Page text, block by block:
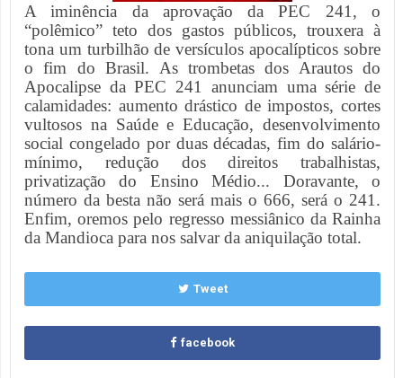
A iminência da aprovação da PEC 241, o
“polêmico” teto dos gastos públicos, trouxera à
tona um turbilhão de versículos apocalípticos sobre
o fim do Brasil. As trombetas dos Arautos do
Apocalipse da PEC 241 anunciam uma série de
calamidades: aumento drástico de impostos, cortes
vultosos na Saúde e Educação, desenvolvimento
social congelado por duas décadas, fim do salário-
mínimo, redução dos direitos trabalhistas,
privatização do Ensino Médio... Doravante, o
número da besta não será mais o 666, será o 241.
Enfim, oremos pelo regresso messiânico da Rainha
da Mandioca para nos salvar da aniquilação total.
Tweet
facebook